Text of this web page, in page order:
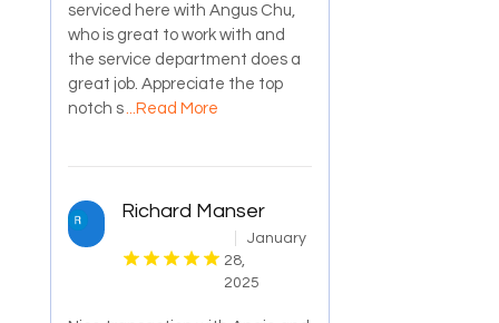
serviced here with Angus Chu,
who is great to work with and
the service department does a
great job. Appreciate the top
notch s
...Read More
Richard Manser
January
28,
2025